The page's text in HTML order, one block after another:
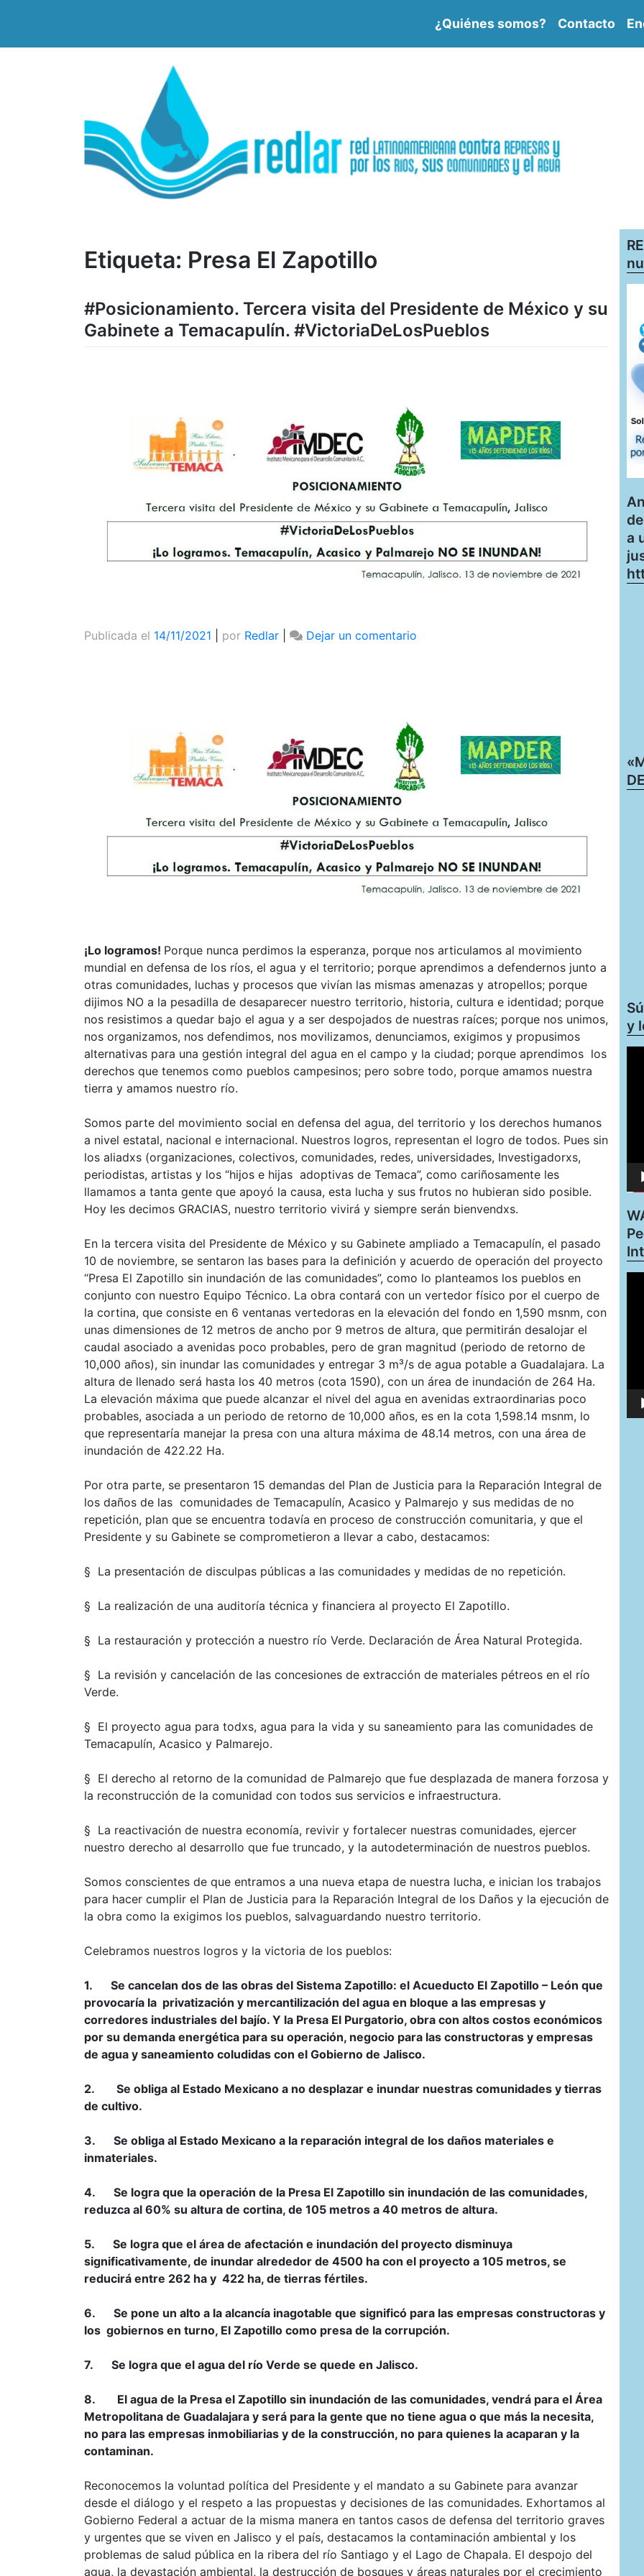
¿Quiénes somos? Contacto
Etiqueta: Presa El Zapotillo
#Posicionamiento. Tercera visita del Presidente de México y su
Gabinete a Temacapulín. #VictoriaDeLosPueblos
Publicada el 14/11/2021 por Redlar Dejar un comentario
de
México
y
su
a
Temacapulín.
#VictoriaDeLosPueblos
¡Lo logramos! Porque nunca perdimos la esperanza, porque nos articulamos al movimiento
mundial en defensa de los ríos, el agua y el territorio; porque aprendimos a defendernos junto a
otras comunidades, luchas y procesos que vivían las mismas amenazas y atropellos; porque
dijimos NO a la pesadilla de desaparecer nuestro territorio, historia, cultura e identidad; porque
nos resistimos a quedar bajo el agua y a ser despojados de nuestras raíces; porque nos unimos,
nos organizamos, nos defendimos, nos movilizamos, denunciamos, exigimos y propusimos
alternativas para una gestión integral del agua en el campo y la ciudad; porque aprendimos los
derechos que tenemos como pueblos campesinos; pero sobre todo, porque amamos nuestra
tierra y amamos nuestro río.
Somos parte del movimiento social en defensa del agua, del territorio y los derechos humanos
a nivel estatal, nacional e internacional. Nuestros logros, representan el logro de todos. Pues sin
los aliadxs (organizaciones, colectivos, comunidades, redes, universidades, Investigadorxs,
periodistas, artistas y los “hijos e hijas adoptivas de Temaca”, como cariñosamente les
llamamos a tanta gente que apoyó la causa, esta lucha y sus frutos no hubieran sido posible.
Hoy les decimos GRACIAS, nuestro territorio vivirá y siempre serán bienvendxs.
En la tercera visita del Presidente de México y su Gabinete ampliado a Temacapulín, el pasado
10 de noviembre, se sentaron las bases para la definición y acuerdo de operación del proyecto
“Presa El Zapotillo sin inundación de las comunidades”, como lo planteamos los pueblos en
conjunto con nuestro Equipo Técnico. La obra contará con un vertedor físico por el cuerpo de
la cortina, que consiste en 6 ventanas vertedoras en la elevación del fondo en 1,590 msnm, con
unas dimensiones de 12 metros de ancho por 9 metros de altura, que permitirán desalojar el
caudal asociado a avenidas poco probables, pero de gran magnitud (periodo de retorno de
10,000 años), sin inundar las comunidades y entregar 3 m³/s de agua potable a Guadalajara. La
altura de llenado será hasta los 40 metros (cota 1590), con un área de inundación de 264 Ha.
La elevación máxima que puede alcanzar el nivel del agua en avenidas extraordinarias poco
probables, asociada a un periodo de retorno de 10,000 años, es en la cota 1,598.14 msnm, lo
que representaría manejar la presa con una altura máxima de 48.14 metros, con una área de
inundación de 422.22 Ha.
Por otra parte, se presentaron 15 demandas del Plan de Justicia para la Reparación Integral de
los daños de las comunidades de Temacapulín, Acasico y Palmarejo y sus medidas de no
repetición, plan que se encuentra todavía en proceso de construcción comunitaria, y que el
Presidente y su Gabinete se comprometieron a llevar a cabo, destacamos:
§ La presentación de disculpas públicas a las comunidades y medidas de no repetición.
§ La realización de una auditoría técnica y financiera al proyecto El Zapotillo.
§ La restauración y protección a nuestro río Verde. Declaración de Área Natural Protegida.
§ La revisión y cancelación de las concesiones de extracción de materiales pétreos en el río
Verde.
§ El proyecto agua para todxs, agua para la vida y su saneamiento para las comunidades de
Temacapulín, Acasico y Palmarejo.
§ El derecho al retorno de la comunidad de Palmarejo que fue desplazada de manera forzosa y
la reconstrucción de la comunidad con todos sus servicios e infraestructura.
§ La reactivación de nuestra economía, revivir y fortalecer nuestras comunidades, ejercer
nuestro derecho al desarrollo que fue truncado, y la autodeterminación de nuestros pueblos.
Somos conscientes de que entramos a una nueva etapa de nuestra lucha, e inician los trabajos
para hacer cumplir el Plan de Justicia para la Reparación Integral de los Daños y la ejecución de
la obra como la exigimos los pueblos, salvaguardando nuestro territorio.
Celebramos nuestros logros y la victoria de los pueblos:
1.
Se cancelan dos de las obras del Sistema Zapotillo: el Acueducto El Zapotillo – León que
provocaría la privatización y mercantilización del agua en bloque a las empresas y
corredores industriales del bajío. Y la Presa El Purgatorio, obra con altos costos económicos
por su demanda energética para su operación, negocio para las constructoras y empresas
de agua y saneamiento coludidas con el Gobierno de Jalisco.
2.
Se obliga al Estado Mexicano a no desplazar e inundar nuestras comunidades y tierras
de cultivo.
3.
Se obliga al Estado Mexicano a la reparación integral de los daños materiales e
inmateriales.
4.
Se logra que la operación de la Presa El Zapotillo sin inundación de las comunidades,
reduzca al 60% su altura de cortina, de 105 metros a 40 metros de altura.
5.
Se logra que el área de afectación e inundación del proyecto disminuya
significativamente, de inundar alrededor de 4500 ha con el proyecto a 105 metros, se
reducirá entre 262 ha y 422 ha, de tierras fértiles.
6.
Se pone un alto a la alcancía inagotable que significó para las empresas constructoras y
los gobiernos en turno, El Zapotillo como presa de la corrupción.
7. Se logra que el agua del río Verde se quede en Jalisco.
8.
El agua de la Presa el Zapotillo sin inundación de las comunidades, vendrá para el Área
Metropolitana de Guadalajara y será para la gente que no tiene agua o que más la necesita,
no para las empresas inmobiliarias y de la construcción, no para quienes la acaparan y la
contaminan.
Reconocemos la voluntad política del Presidente y el mandato a su Gabinete para avanzar
desde el diálogo y el respeto a las propuestas y decisiones de las comunidades. Exhortamos al
Gobierno Federal a actuar de la misma manera en tantos casos de defensa del territorio graves
y urgentes que se viven en Jalisco y el país, destacamos la contaminación ambiental y los
problemas de salud pública en la ribera del río Santiago y el Lago de Chapala. El despojo del
agua, la devastación ambiental, la destrucción de bosques y áreas naturales por el crecimiento
a
y